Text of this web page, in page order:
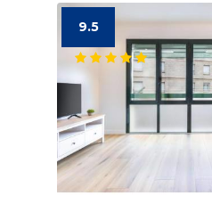
9.5